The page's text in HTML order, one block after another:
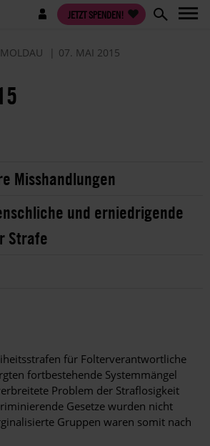
JETZT SPENDEN!
MOLDAU 07. MAI 2015
Misshandlungen
und erniedrigende
Strafe
für Folterverantwortliche
fortbestehende Systemmängel
Problem der Straflosigkeit
Gesetze wurden nicht
Gruppen waren somit nach